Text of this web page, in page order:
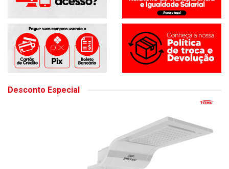
R$ 1.500,00
Obs: Válido apenas para primeiras compras a partir de 05/11/2025